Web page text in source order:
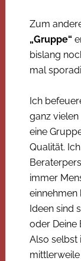
Zum
„Gruppe“
bislang
mal
Ich
ganz vielen
eine
Qualität.
immer
einnehmen
Ideen sind
oder Deine
Also selbst